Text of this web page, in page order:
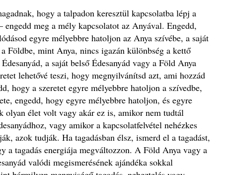
hogy a talpadon keresztül kapcsolatba lépj a
engedd meg a mély kapcsolatot az Anyával. Engedd,
egyre mélyebbre hatoljon az Anya szívébe, a saját
Földbe, mint Anya, nincs igazán különbség a kettő
a saját belső Édesanyád vagy a Föld Anya
lehetővé teszi, hogy megnyilvánítsd azt, ami hozzád
hogy a szeretet egyre mélyebbre hatoljon a szívedbe,
engedd, hogy egyre mélyebbre hatoljon, és egyre
olyan élet volt vagy akár ez is, amikor nem tudtál
vagy amikor a kapcsolatfelvétel nehézkes
azok tudják. Ha tagadásban élsz, ismerd el a tagadást,
a tagadás energiája megváltozzon. A Föld Anya vagy a
valódi megismerésének ajándéka sokkal